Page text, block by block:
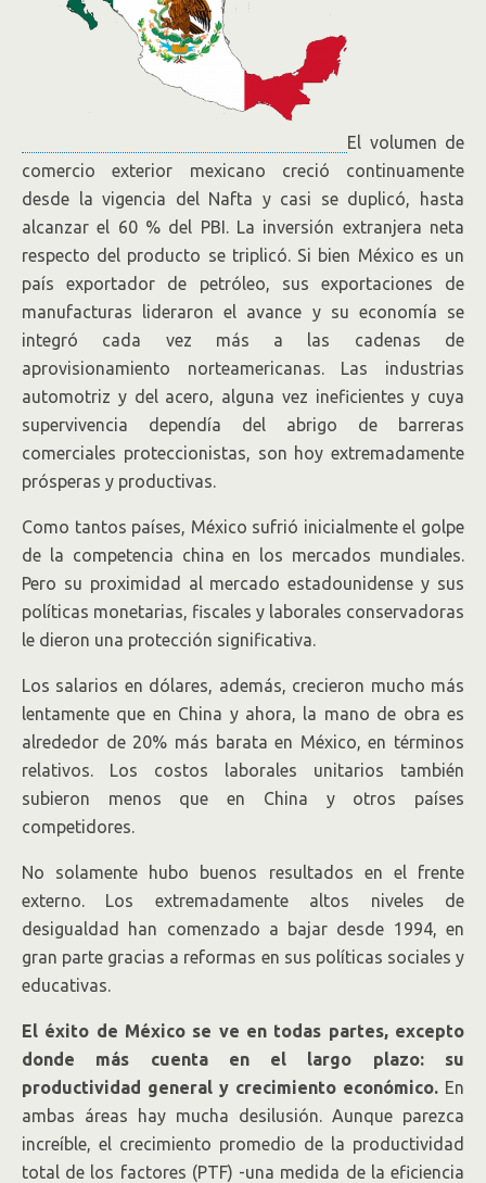
El volumen de
comercio exterior mexicano creció continuamente
desde la vigencia del Nafta y casi se duplicó, hasta
alcanzar el 60 % del PBI. La inversión extranjera neta
respecto del producto se triplicó. Si bien México es un
país exportador de petróleo, sus exportaciones de
manufacturas lideraron el avance y su economía se
integró cada vez más a las cadenas de
aprovisionamiento norteamericanas. Las industrias
automotriz y del acero, alguna vez ineficientes y cuya
supervivencia dependía del abrigo de barreras
comerciales proteccionistas, son hoy extremadamente
prósperas y productivas.
Como tantos países, México sufrió inicialmente el golpe
de la competencia china en los mercados mundiales.
Pero su proximidad al mercado estadounidense y sus
políticas monetarias, fiscales y laborales conservadoras
le dieron una protección significativa.
Los salarios en dólares, además, crecieron mucho más
lentamente que en China y ahora, la mano de obra es
alrededor de 20% más barata en México, en términos
relativos. Los costos laborales unitarios también
subieron menos que en China y otros países
competidores.
No solamente hubo buenos resultados en el frente
externo. Los extremadamente altos niveles de
desigualdad han comenzado a bajar desde 1994, en
gran parte gracias a reformas en sus políticas sociales y
educativas.
El éxito de México se ve en todas partes, excepto
donde más cuenta en el largo plazo: su
productividad general y crecimiento económico. En
ambas áreas hay mucha desilusión. Aunque parezca
increíble, el crecimiento promedio de la productividad
total de los factores (PTF) -una medida de la eficiencia